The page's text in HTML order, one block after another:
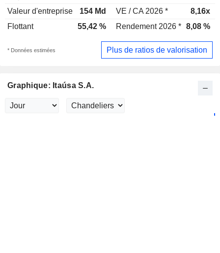
Valeur d'entreprise
154 Md VE / CA 2026 *
8,16x
Flottant
55,42 % Rendement 2026 * 8,08 %
* Données estimées Plus de ratios de valorisation
Graphique: Itaúsa S.A.